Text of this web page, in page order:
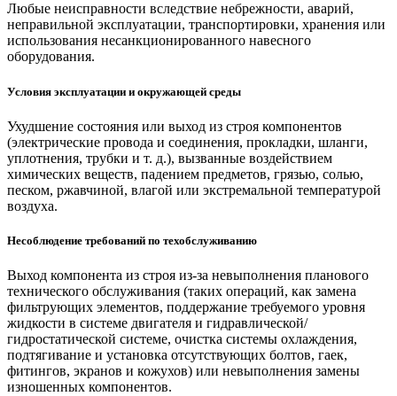
Любые неисправности вследствие небрежности, аварий,
неправильной эксплуатации, транспортировки, хранения или
использования несанкционированного навесного
оборудования.
Условия эксплуатации и окружающей среды
Ухудшение состояния или выход из строя компонентов
(электрические провода и соединения, прокладки, шланги,
уплотнения, трубки и т. д.), вызванные воздействием
химических веществ, падением предметов, грязью, солью,
песком, ржавчиной, влагой или экстремальной температурой
воздуха.
Несоблюдение требований по техобслуживанию
Выход компонента из строя из-за невыполнения планового
технического обслуживания (таких операций, как замена
фильтрующих элементов, поддержание требуемого уровня
жидкости в системе двигателя и гидравлической/
гидростатической системе, очистка системы охлаждения,
подтягивание и установка отсутствующих болтов, гаек,
фитингов, экранов и кожухов) или невыполнения замены
изношенных компонентов.